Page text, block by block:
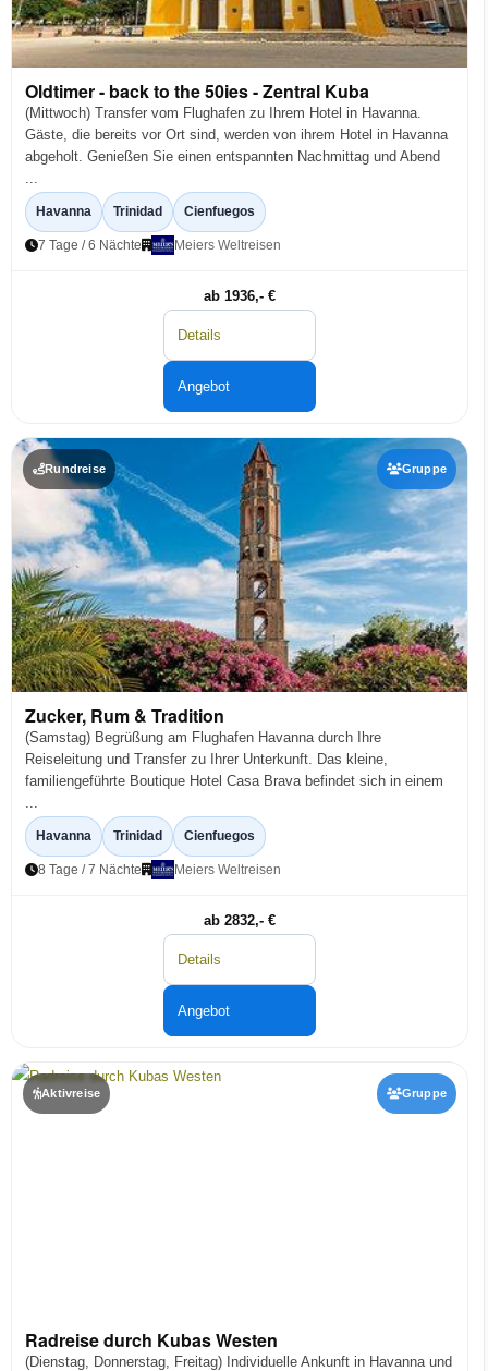
Oldtimer - back to the 50ies - Zentral Kuba
(Mittwoch) Transfer vom Flughafen zu Ihrem Hotel in Havanna.
Gäste, die bereits vor Ort sind, werden von ihrem Hotel in Havanna
abgeholt. Genießen Sie einen entspannten Nachmittag und Abend
Havanna Trinidad Cienfuegos
7 Tage / 6 Nächte Meiers Weltreisen
ab 1936,- €
Details
Angebot
Rundreise Gruppe
Zucker, Rum & Tradition
(Samstag) Begrüßung am Flughafen Havanna durch Ihre
Reiseleitung und Transfer zu Ihrer Unterkunft. Das kleine,
familiengeführte Boutique Hotel Casa Brava befindet sich in einem
Havanna Trinidad Cienfuegos
8 Tage / 7 Nächte Meiers Weltreisen
ab 2832,- €
Details
Angebot
Aktivreise Gruppe
Radreise durch Kubas Westen
(Dienstag, Donnerstag, Freitag) Individuelle Ankunft in Havanna und